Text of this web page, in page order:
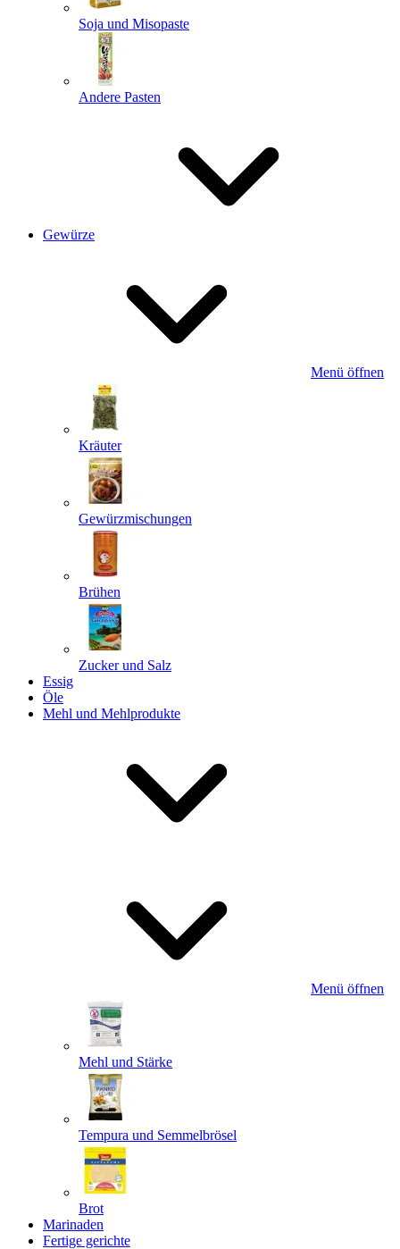
Soja und Misopaste
Andere Pasten
Gewürze
Menü öffnen
Kräuter
Gewürzmischungen
Brühen
Zucker und Salz
Essig
Öle
Mehl und Mehlprodukte
Menü öffnen
Mehl und Stärke
Tempura und Semmelbrösel
Brot
Marinaden
Fertige gerichte